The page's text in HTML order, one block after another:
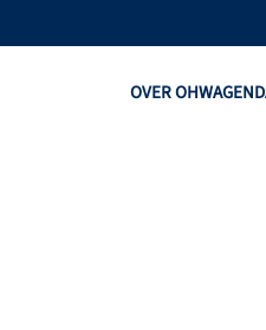
OVER OHW